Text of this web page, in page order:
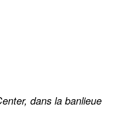
dans la banlieue